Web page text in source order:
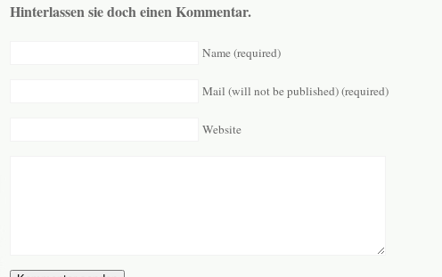
Hinterlassen sie doch einen Kommentar.
Name (required)
Mail (will not be published) (required)
Website